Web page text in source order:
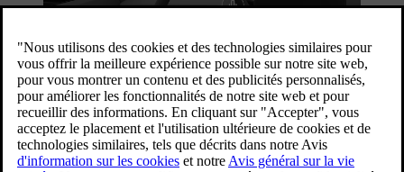
1
Écran conducteur
Symboles d'avertissement et
Utiliser la commande vocale
Vous pouvez accéder à la plupart des fonctions de votre voiture au
moyen de ses écrans, mais votre téléphone vous offre également
beaucoup de possibilités.